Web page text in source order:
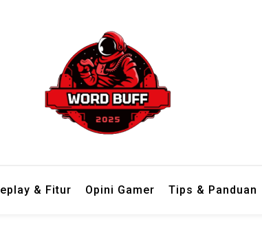
& Fitur Opini Gamer Tips & Panduan